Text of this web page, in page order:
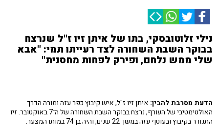
נילי זלוטובסקי, בתו של איתן זיו ז"ל שנרצח
בבוקר השבת השחורה לצד רעייתו תמי: "אבא
שלי ממש נלחם, ופירק לפחות מחסנית"
הדעת מסרבת להבין: איתן זיו ז"ל, איש קיבוץ כפר עזה ומורה הדרך
האולטימטיבי של העורף, נרצח בבוקר השבת השחורה של ה־7 באוקטובר. זיו
התגורר בקיבוץ ובעוטף עזה במשך 22 שנים, והיה בן 74 במותו המצער.